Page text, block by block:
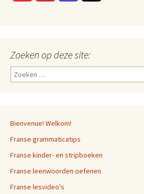
Zoeken op deze site:
Zoeken
naar:
Bienvenue! Welkom!
Franse grammaticatips
Franse kinder- en stripboeken
Franse leenwoorden oefenen
Franse lesvideo's